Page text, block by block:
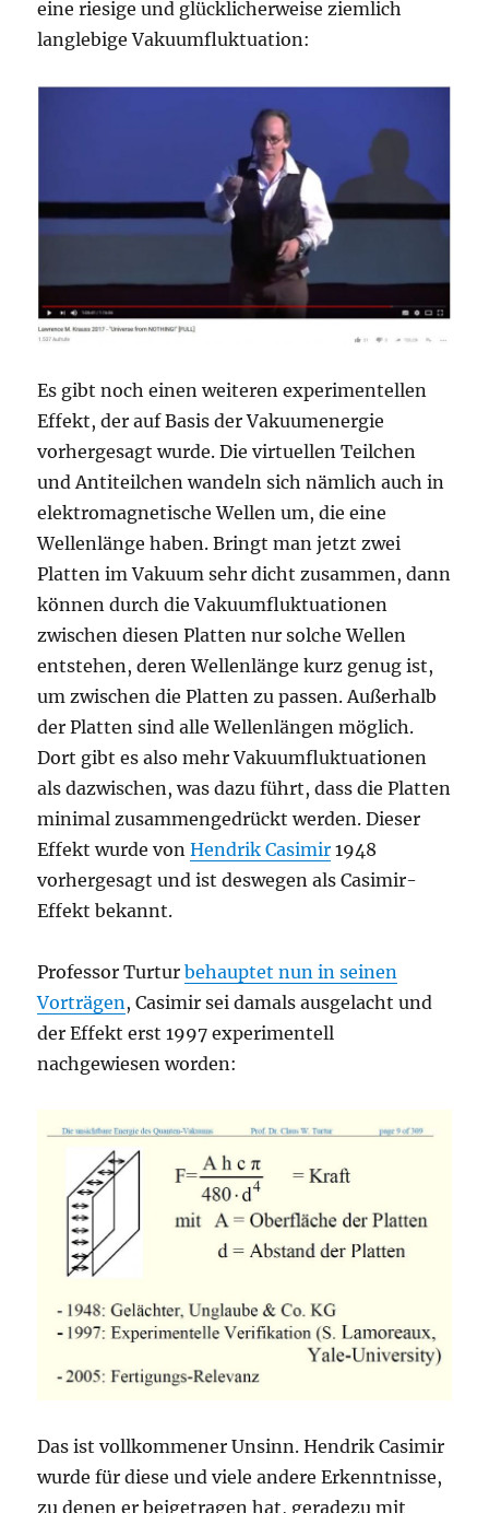
eine riesige und glücklicherweise ziemlich
langlebige Vakuumfluktuation:
Es gibt noch einen weiteren experimentellen
Effekt, der auf Basis der Vakuumenergie
vorhergesagt wurde. Die virtuellen Teilchen
und Antiteilchen wandeln sich nämlich auch in
elektromagnetische Wellen um, die eine
Wellenlänge haben. Bringt man jetzt zwei
Platten im Vakuum sehr dicht zusammen, dann
können durch die Vakuumfluktuationen
zwischen diesen Platten nur solche Wellen
entstehen, deren Wellenlänge kurz genug ist,
um zwischen die Platten zu passen. Außerhalb
der Platten sind alle Wellenlängen möglich.
Dort gibt es also mehr Vakuumfluktuationen
als dazwischen, was dazu führt, dass die Platten
minimal zusammengedrückt werden. Dieser
Effekt wurde vonHendrik Casimir 1948
vorhergesagt und ist deswegen als Casimir-
Effekt bekannt.
Professor Turturbehauptet nun in seinen
Vorträgen , Casimir sei damals ausgelacht und
der Effekt erst 1997 experimentell
nachgewiesen worden:
Das ist vollkommener Unsinn. Hendrik Casimir
wurde für diese und viele andere Erkenntnisse,
zu denen er beigetragen hat, geradezu mit